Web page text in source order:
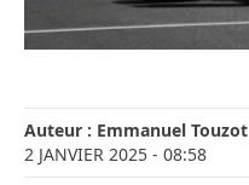
Auteur : Emmanuel Touzot
2 JANVIER 2025 - 08:58